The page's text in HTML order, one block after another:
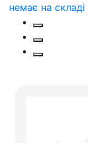
немає на складі